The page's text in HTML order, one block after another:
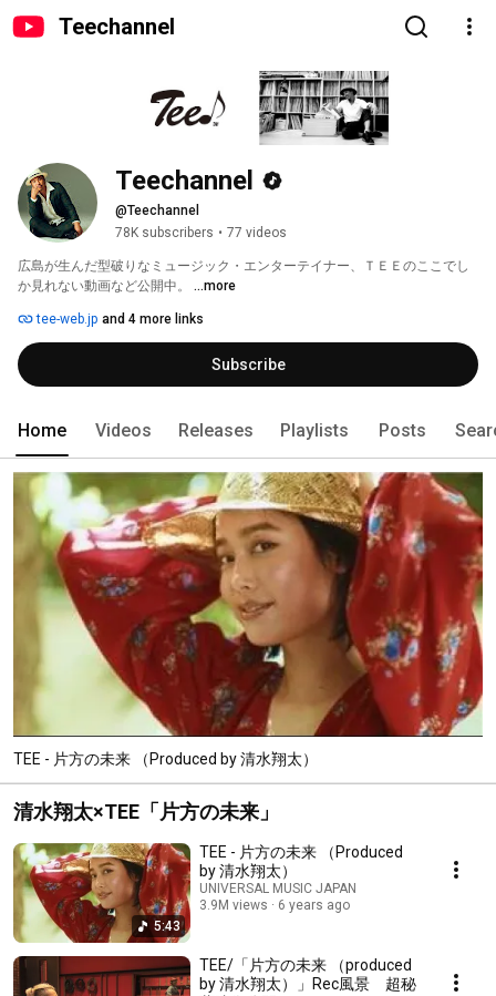
Teechannel
Teechannel
@Teechannel
78K subscribers • 77 videos
広島が生んだ型破りなミュージック・エンターテイナー、ＴＥＥのここでし
か見れない動画など公開中。 ...more
tee-web.jp and 4 more links
Subscribe
Home Videos Releases Playlists Posts
TEE - 片方の未来 （Produced by 清水翔太）
清水翔太×TEE「片方の未来」
5:43
TEE - 片方の未来 （Produced
by 清水翔太）
UNIVERSAL MUSIC JAPAN
3.9M views
6 years ago
TEE/「片方の未来 （produced
by 清水翔太）」Rec風景 超秘